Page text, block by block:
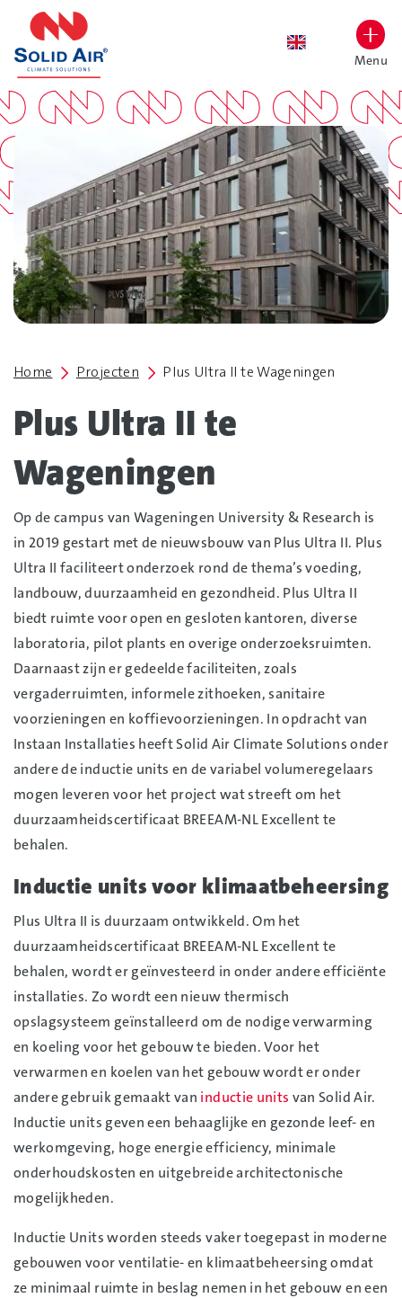
overslaan
Menu
Home Projecten Plus Ultra II te Wageningen
Plus Ultra II te
Wageningen
Op de campus van Wageningen University & Research is
in 2019 gestart met de nieuwsbouw van Plus Ultra II. Plus
Ultra II faciliteert onderzoek rond de thema’s voeding,
landbouw, duurzaamheid en gezondheid. Plus Ultra II
biedt ruimte voor open en gesloten kantoren, diverse
laboratoria, pilot plants en overige onderzoeksruimten.
Daarnaast zijn er gedeelde faciliteiten, zoals
vergaderruimten, informele zithoeken, sanitaire
voorzieningen en koffievoorzieningen. In opdracht van
Instaan Installaties heeft Solid Air Climate Solutions onder
andere de inductie units en de variabel volumeregelaars
mogen leveren voor het project wat streeft om het
duurzaamheidscertificaat BREEAM-NL Excellent te
behalen.
Inductie units voor klimaatbeheersing
Plus Ultra II is duurzaam ontwikkeld. Om het
duurzaamheidscertificaat BREEAM-NL Excellent te
behalen, wordt er geïnvesteerd in onder andere efficiënte
installaties. Zo wordt een nieuw thermisch
opslagsysteem geïnstalleerd om de nodige verwarming
en koeling voor het gebouw te bieden. Voor het
verwarmen en koelen van het gebouw wordt er onder
andere gebruik gemaakt van inductie units van Solid Air.
Inductie units geven een behaaglijke en gezonde leef- en
werkomgeving, hoge energie efficiency, minimale
onderhoudskosten en uitgebreide architectonische
mogelijkheden.
Inductie Units worden steeds vaker toegepast in moderne
gebouwen voor ventilatie- en klimaatbeheersing omdat
ze minimaal ruimte in beslag nemen in het gebouw en een